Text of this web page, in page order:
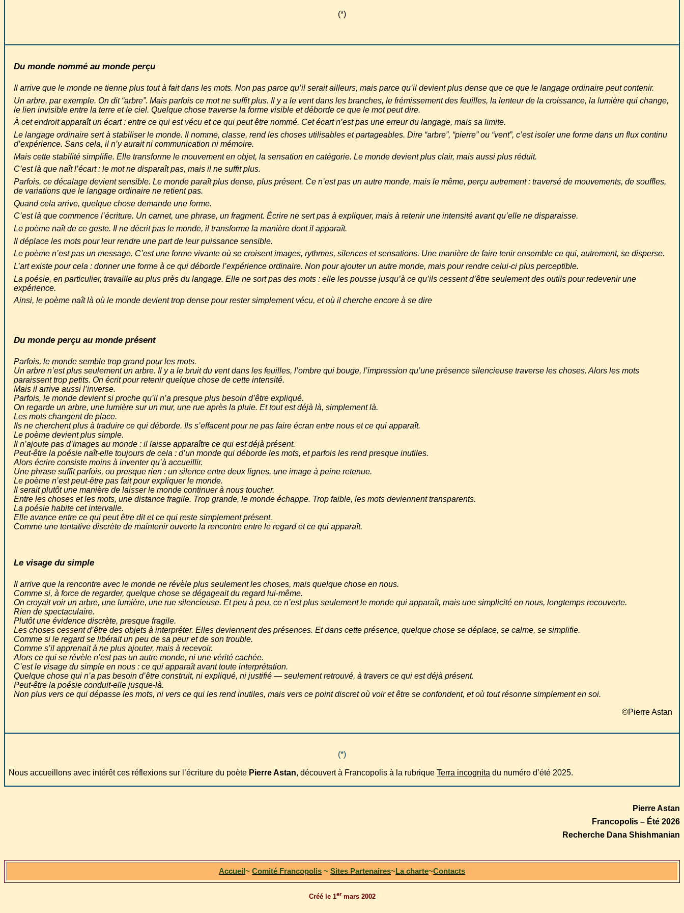
(*)
Du monde nommé au monde perçu
Il arrive que le monde ne tienne plus tout à fait dans les mots. Non pas parce qu’il serait ailleurs, mais parce qu’il devient plus dense que ce que le langage ordinaire peut contenir.
Un arbre, par exemple. On dit “arbre”. Mais parfois ce mot ne suffit plus. Il y a le vent dans les branches, le frémissement des feuilles, la lenteur de la croissance, la lumière qui change,
le lien invisible entre la terre et le ciel. Quelque chose traverse la forme visible et déborde ce que le mot peut dire.
À cet endroit apparaît un écart : entre ce qui est vécu et ce qui peut être nommé. Cet écart n’est pas une erreur du langage, mais sa limite.
Le langage ordinaire sert à stabiliser le monde. Il nomme, classe, rend les choses utilisables et partageables. Dire “arbre”, “pierre” ou “vent”, c’est isoler une forme dans un flux continu
d’expérience. Sans cela, il n’y aurait ni communication ni mémoire.
Mais cette stabilité simplifie. Elle transforme le mouvement en objet, la sensation en catégorie. Le monde devient plus clair, mais aussi plus réduit.
C’est là que naît l’écart : le mot ne disparaît pas, mais il ne suffit plus.
Parfois, ce décalage devient sensible. Le monde paraît plus dense, plus présent. Ce n’est pas un autre monde, mais le même, perçu autrement : traversé de mouvements, de souffles,
de variations que le langage ordinaire ne retient pas.
Quand cela arrive, quelque chose demande une forme.
C’est là que commence l’écriture. Un carnet, une phrase, un fragment. Écrire ne sert pas à expliquer, mais à retenir une intensité avant qu’elle ne disparaisse.
Le poème naît de ce geste. Il ne décrit pas le monde, il transforme la manière dont il apparaît.
Il déplace les mots pour leur rendre une part de leur puissance sensible.
Le poème n’est pas un message. C’est une forme vivante où se croisent images, rythmes, silences et sensations. Une manière de faire tenir ensemble ce qui, autrement, se disperse.
L’art existe pour cela : donner une forme à ce qui déborde l’expérience ordinaire. Non pour ajouter un autre monde, mais pour rendre celui-ci plus perceptible.
La poésie, en particulier, travaille au plus près du langage. Elle ne sort pas des mots : elle les pousse jusqu’à ce qu’ils cessent d’être seulement des outils pour redevenir une
expérience.
Ainsi, le poème naît là où le monde devient trop dense pour rester simplement vécu, et où il cherche encore à se dire
Du monde perçu au monde présent
Parfois, le monde semble trop grand pour les mots.
Un arbre n’est plus seulement un arbre. Il y a le bruit du vent dans les feuilles, l’ombre qui bouge, l’impression qu’une présence silencieuse traverse les choses. Alors les mots
paraissent trop petits. On écrit pour retenir quelque chose de cette intensité.
Mais il arrive aussi l’inverse.
Parfois, le monde devient si proche qu’il n’a presque plus besoin d’être expliqué.
On regarde un arbre, une lumière sur un mur, une rue après la pluie. Et tout est déjà là, simplement là.
Les mots changent de place.
Ils ne cherchent plus à traduire ce qui déborde. Ils s’effacent pour ne pas faire écran entre nous et ce qui apparaît.
Le poème devient plus simple.
Il n’ajoute pas d’images au monde : il laisse apparaître ce qui est déjà présent.
Peut-être la poésie naît-elle toujours de cela : d’un monde qui déborde les mots, et parfois les rend presque inutiles.
Alors écrire consiste moins à inventer qu’à accueillir.
Une phrase suffit parfois, ou presque rien : un silence entre deux lignes, une image à peine retenue.
Le poème n’est peut-être pas fait pour expliquer le monde.
Il serait plutôt une manière de laisser le monde continuer à nous toucher.
Entre les choses et les mots, une distance fragile. Trop grande, le monde échappe. Trop faible, les mots deviennent transparents.
La poésie habite cet intervalle.
Elle avance entre ce qui peut être dit et ce qui reste simplement présent.
Comme une tentative discrète de maintenir ouverte la rencontre entre le regard et ce qui apparaît.
Le visage du simple
Il arrive que la rencontre avec le monde ne révèle plus seulement les choses, mais quelque chose en nous.
Comme si, à force de regarder, quelque chose se dégageait du regard lui-même.
On croyait voir un arbre, une lumière, une rue silencieuse. Et peu à peu, ce n’est plus seulement le monde qui apparaît, mais une simplicité en nous, longtemps recouverte.
Rien de spectaculaire.
Plutôt une évidence discrète, presque fragile.
Les choses cessent d’être des objets à interpréter. Elles deviennent des présences. Et dans cette présence, quelque chose se déplace, se calme, se simplifie.
Comme si le regard se libérait un peu de sa peur et de son trouble.
Comme s’il apprenait à ne plus ajouter, mais à recevoir.
Alors ce qui se révèle n’est pas un autre monde, ni une vérité cachée.
C’est le visage du simple en nous : ce qui apparaît avant toute interprétation.
Quelque chose qui n’a pas besoin d’être construit, ni expliqué, ni justifié — seulement retrouvé, à travers ce qui est déjà présent.
Peut-être la poésie conduit-elle jusque-là.
Non plus vers ce qui dépasse les mots, ni vers ce qui les rend inutiles, mais vers ce point discret où voir et être se confondent, et où tout résonne simplement en soi.
©Pierre Astan
(*)
Nous accueillons avec intérêt ces réflexions sur l’écriture du poète Pierre Astan, découvert à Francopolis à la rubriqueTerra incognita du numéro d’été 2025.
Pierre Astan
Francopolis – Été 2026
Recherche Dana Shishmanian
Accueil ~ Comité Francopolis ~ Sites Partenaires~Lacharte~Contacts
Créé le 1ermars 2002